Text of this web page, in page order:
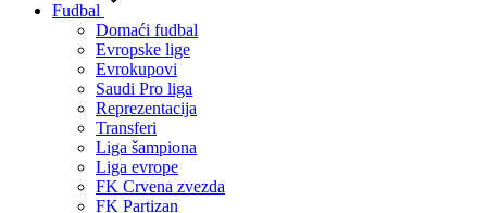
Fudbal
Domaći fudbal
Evropske lige
Evrokupovi
Saudi Pro liga
Reprezentacija
Transferi
Liga šampiona
Liga evrope
FK Crvena zvezda
FK Partizan